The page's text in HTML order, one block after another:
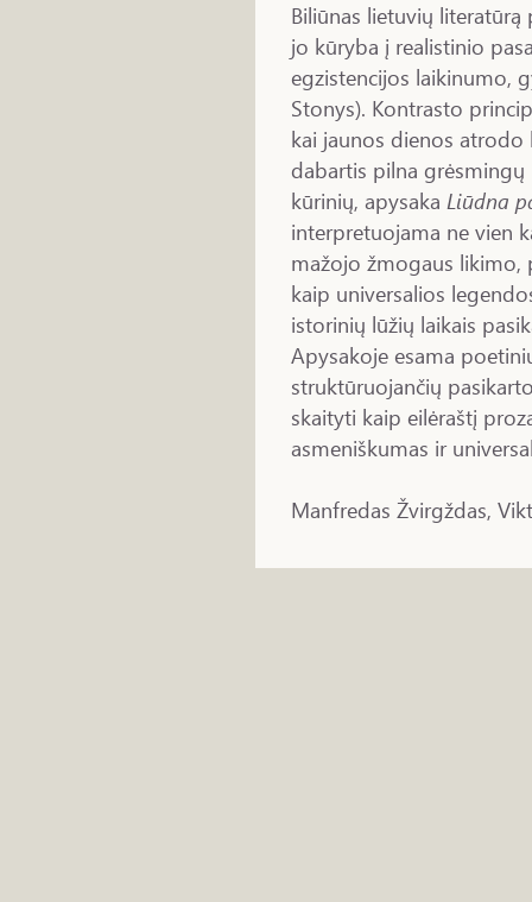
Biliūnas lietuvių
jo kūryba į realistinio
egzistencijos laikinumo,
Stonys). Kontrasto
kai jaunos dienos atrodo
dabartis pilna
kūrinių, apysaka Liūdna
interpretuojama ne vien
mažojo žmogaus
kaip universalios
istorinių lūžių laikais
Apysakoje esama
struktūruojančių
skaityti kaip eilėraštį
asmeniškumas ir
Manfredas Žvirgždas,